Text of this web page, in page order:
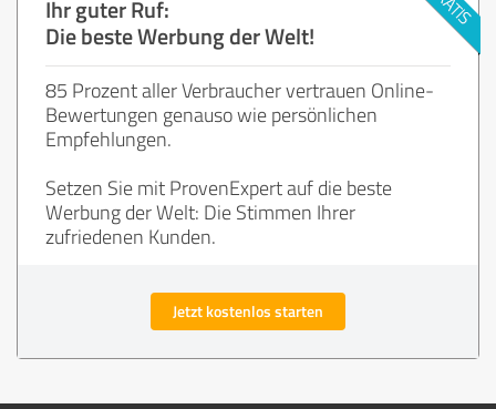
Ihr guter Ruf:
Die beste Werbung der Welt!
85 Prozent aller Verbraucher vertrauen Online-
Bewertungen genauso wie persönlichen
Empfehlungen.
Setzen Sie mit ProvenExpert auf die beste
Werbung der Welt: Die Stimmen Ihrer
zufriedenen Kunden.
Jetzt kostenlos starten